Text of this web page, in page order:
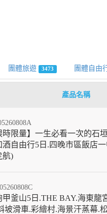
團體旅遊 3473 團體自由
產品名稱
時限量】一生必看一次的石
酒自由行5日.四晚市區飯店
航)
甲釜山5日.THE BAY.海東龍
坡滑車.彩繪村.海景汗蒸幕.